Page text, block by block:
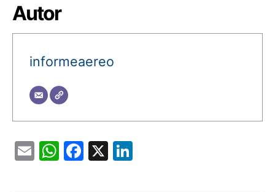
Autor
informeaereo
EmailWhatsApp
Facebook
X